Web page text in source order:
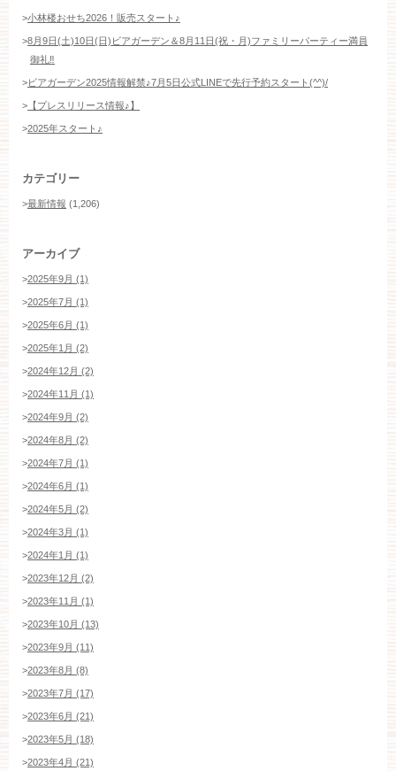
>小林楼おせち2026！販売スタート♪
>8月9日(土)10日(日)ビアガーデン＆8月11日(祝・月)ファミリーパーティー満員
御礼‼️
>ビアガーデン2025情報解禁♪7月5日公式LINEで先行予約スタート(^^)/
> 【プレスリリース情報♪】
>2025年スタート♪
カテゴリー
>最新情報 (1,206)
アーカイブ
>2025年9月 (1)
>2025年7月 (1)
>2025年6月 (1)
>2025年1月 (2)
>2024年12月 (2)
>2024年11月 (1)
>2024年9月 (2)
>2024年8月 (2)
>2024年7月 (1)
>2024年6月 (1)
>2024年5月 (2)
>2024年3月 (1)
>2024年1月 (1)
>2023年12月 (2)
>2023年11月 (1)
>2023年10月 (13)
>2023年9月 (11)
>2023年8月 (8)
>2023年7月 (17)
>2023年6月 (21)
>2023年5月 (18)
>2023年4月 (21)